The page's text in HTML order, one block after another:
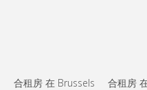
合租房 在 Brussels 合租房